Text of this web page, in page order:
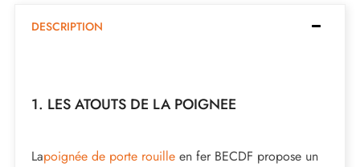
DESCRIPTION
1. LES ATOUTS DE LA POIGNEE
Lapoignée de porte rouille en fer BECDF propose un